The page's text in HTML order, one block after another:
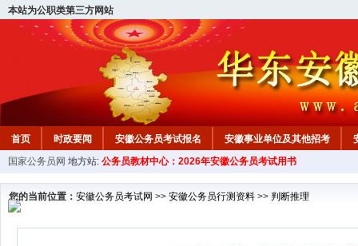
本站为公职类第三方网站
首页 时政要闻 安徽公务员考试报名 安徽事业单位及其他招考
安徽公务员行测试题 在线咨询 教材中心
国家公务员网 地方站: 公务员教材中心：2026年安徽公务员考试用书
您的当前位置： 安徽公务员考试网 >> 安徽公务员行测资料 >> 判断推理